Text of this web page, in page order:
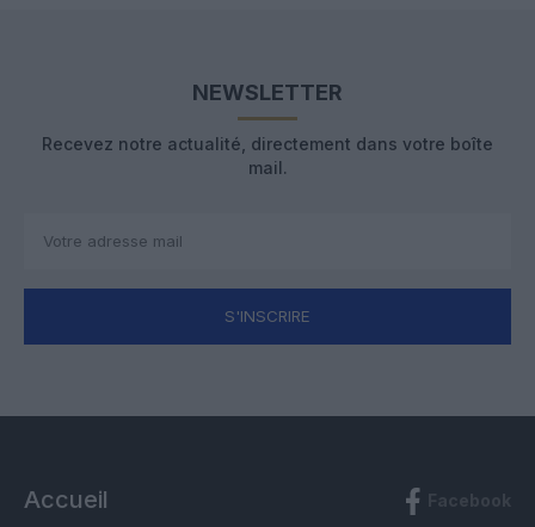
NEWSLETTER
Recevez notre actualité, directement dans votre boîte
mail.
S'INSCRIRE
Accueil